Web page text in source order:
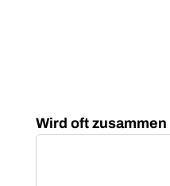
Produktgalerie
Wird oft